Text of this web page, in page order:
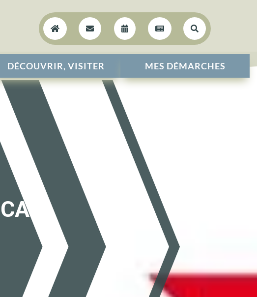
    
DÉCOUVRIR, VISITER MES DÉMARCHES